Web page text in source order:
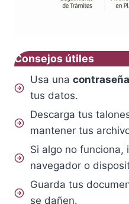
Consejos útiles
Usa una
tus datos.
Descarga tus
mantener tus
Si algo no
navegador o
Guarda tus
se dañen.